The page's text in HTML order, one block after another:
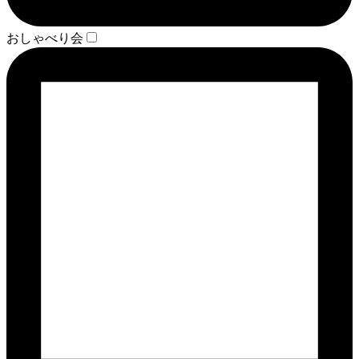
おしゃべり会